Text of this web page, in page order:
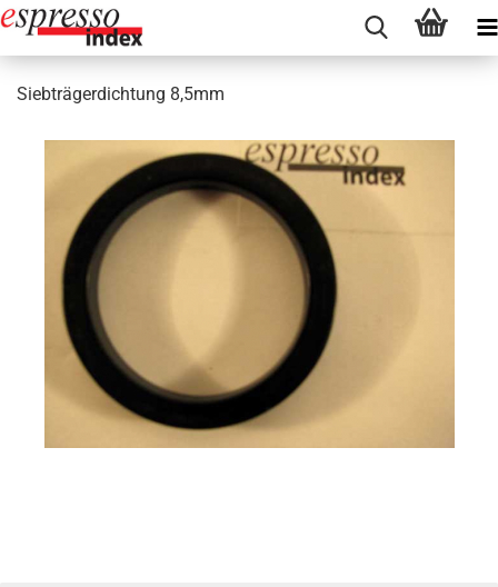
Siebträgerdichtung 8,5mm